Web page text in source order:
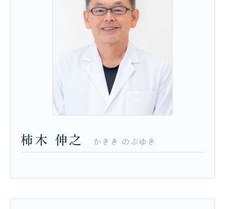
柿木 伸之 かきき のぶゆき